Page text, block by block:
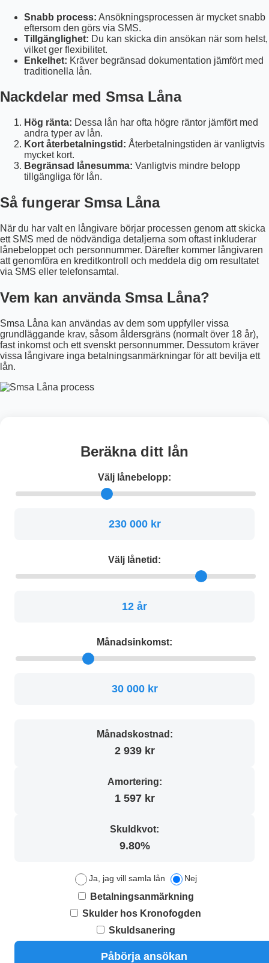
Snabb process: Ansökningsprocessen är mycket snabb
eftersom den görs via SMS.
Tillgänglighet: Du kan skicka din ansökan när som helst,
vilket ger flexibilitet.
Enkelhet: Kräver begränsad dokumentation jämfört med
traditionella lån.
Nackdelar med Smsa Låna
Hög ränta: Dessa lån har ofta högre räntor jämfört med
andra typer av lån.
Kort återbetalningstid: Återbetalningstiden är vanligtvis
mycket kort.
Begränsad lånesumma: Vanligtvis mindre belopp
tillgängliga för lån.
Så fungerar Smsa Låna
När du har valt en långivare börjar processen genom att skicka
ett SMS med de nödvändiga detaljerna som oftast inkluderar
lånebeloppet och personnummer. Därefter kommer långivaren
att genomföra en kreditkontroll och meddela dig om resultatet
via SMS eller telefonsamtal.
Vem kan använda Smsa Låna?
Smsa Låna kan användas av dem som uppfyller vissa
grundläggande krav, såsom åldersgräns (normalt över 18 år),
fast inkomst och ett svenskt personnummer. Dessutom kräver
vissa långivare inga betalningsanmärkningar för att bevilja ett
lån.
Beräkna ditt lån
Välj lånebelopp:
230 000 kr
Välj lånetid:
12 år
Månadsinkomst:
30 000 kr
Månadskostnad:
2 939 kr
Amortering:
1 597 kr
Skuldkvot:
9.80%
Ja, jag vill samla lån Nej
Betalningsanmärkning
Skulder hos Kronofogden
Skuldsanering
Påbörja ansökan